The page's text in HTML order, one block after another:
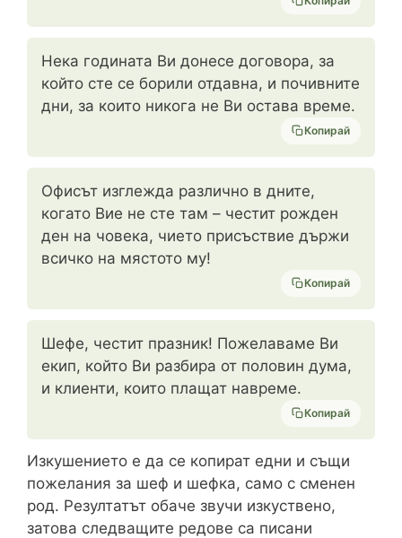
Нека годината Ви донесе договора, за
който сте се борили отдавна, и почивните
дни, за които никога не Ви остава време.
Копирай
Офисът изглежда различно в дните,
когато Вие не сте там – честит рожден
ден на човека, чието присъствие държи
всичко на мястото му!
Копирай
Шефе, честит празник! Пожелаваме Ви
екип, който Ви разбира от половин дума,
и клиенти, които плащат навреме.
Копирай
Изкушението е да се копират едни и същи
пожелания за шеф и шефка, само с сменен
род. Резултатът обаче звучи изкуствено,
затова следващите редове са писани